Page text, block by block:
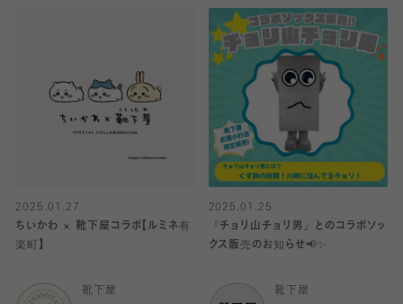
2025.01.27
ちいかわ × 靴下屋コラボ【ルミネ有
楽町】
靴下屋
2025.01.25
『チョリ山チョリ男』とのコラボソッ
クス販売のお知らせ📢✨
靴下屋